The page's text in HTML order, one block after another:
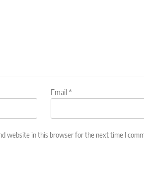
Email*
website in this browser for the next time I